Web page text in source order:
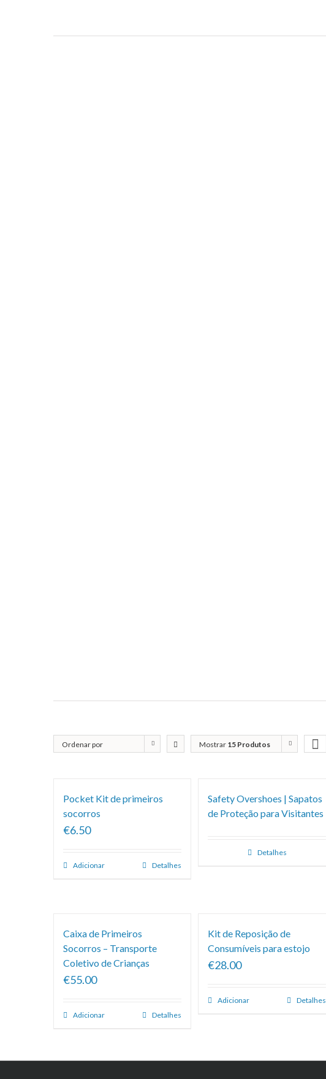
Ordenar por
Mostrar 15 Produtos
Pocket Kit de primeiros
socorros
€6.50
Adicionar Detalhes
Safety Overshoes | Sapatos
de Proteção para Visitantes
Detalhes
Caixa de Primeiros
Socorros – Transporte
Coletivo de Crianças
€55.00
Adicionar Detalhes
Kit de Reposição de
Consumíveis para estojo
€28.00
Adicionar Detalhes